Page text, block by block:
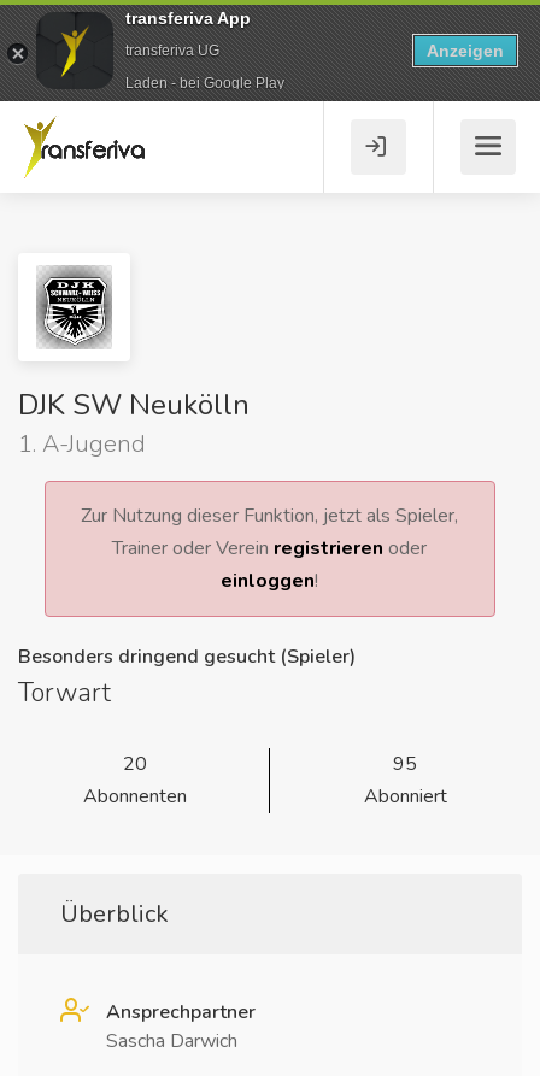
DJK SW Neukölln
1. A-Jugend
Zur Nutzung dieser Funktion, jetzt als Spieler,
Trainer oder Verein registrieren oder
einloggen!
Besonders dringend gesucht (Spieler)
Torwart
20
Abonnenten
95
Abonniert
Überblick
Ansprechpartner
Sascha Darwich
transferiva App
transferiva UG
Laden - bei Google Play
Anzeigen